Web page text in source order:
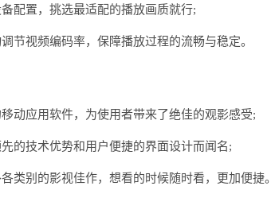
配置，挑选最适配的播放画质就行;
节视频编码率，保障播放过程的流畅与稳定。
动应用软件，为使用者带来了绝佳的观影感受;
的技术优势和用户便捷的界面设计而闻名;
类别的影视佳作，想看的时候随时看，更加便捷。